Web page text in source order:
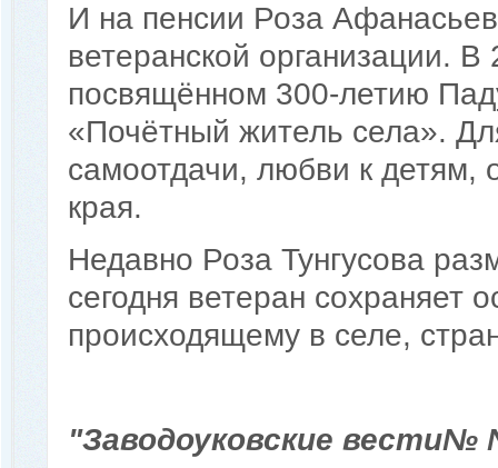
И на пенсии Роза
ветеранской организации. В
посвящённом 300-летию
«Почётный житель села».
самоотдачи, любви к детям,
края.
Недавно Роза Тунгусова
сегодня ветеран сохраняет
происходящему в селе,
"Заводоуковские вести№